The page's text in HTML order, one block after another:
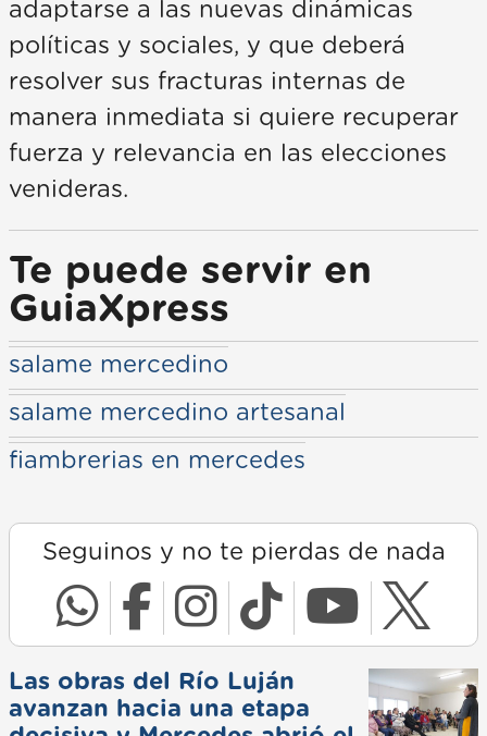
adaptarse a las nuevas dinámicas
políticas y sociales, y que deberá
resolver sus fracturas internas de
manera inmediata si quiere recuperar
fuerza y relevancia en las elecciones
venideras.
Te puede servir en
GuiaXpress
salame mercedino
salame mercedino artesanal
fiambrerias en mercedes
Seguinos y no te pierdas de nada
Las obras del Río Luján
avanzan hacia una etapa